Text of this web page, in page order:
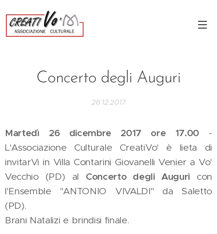
Concerto degli Auguri
26.12.2017
Martedì 26 dicembre 2017 ore 17.00 -
L'Associazione Culturale CreatiVo' è lieta di
invitarVi in Villa Contarini Giovanelli Venier a Vo'
Vecchio (PD) al Concerto degli Auguricon
l'Ensemble "ANTONIO VIVALDI" da Saletto
(PD).
Brani Natalizi e brindisi finale.